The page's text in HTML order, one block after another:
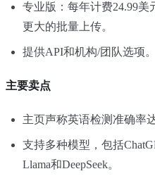
专业版：每年计费24.99美
更大的批量上传。
提供API和机构/团队选项。
主要卖点
主页声称英语检测准确率达
支持多种模型，包括
Llama和DeepSeek。